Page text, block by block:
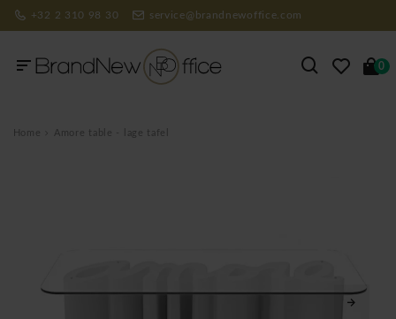
+32 2 310 98 30 service@brandnewoffice.com
0
Home Amore table - lage tafel